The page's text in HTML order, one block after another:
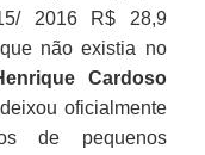
2016 R$ 28,9
não existia no
Cardoso
oficialmente
de pequenos